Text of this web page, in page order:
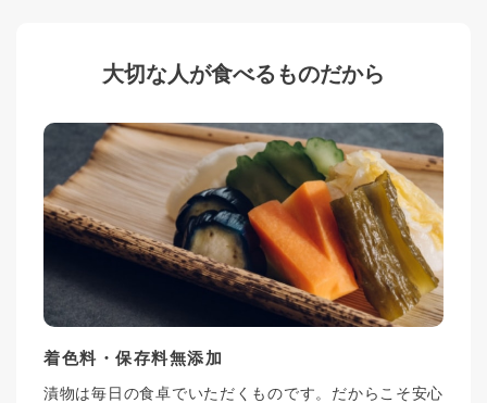
大切な人が食べるものだから
着色料・保存料無添加
漬物は毎日の食卓でいただくものです。だからこそ安心